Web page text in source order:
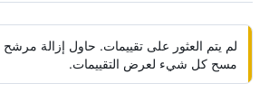
لم يتم العثور على تقييمات. حاول إزالة مرشح
مسح كل شيء لعرض التقييمات.